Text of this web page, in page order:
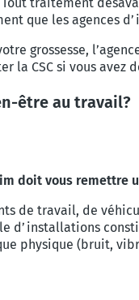
traitement
que les agences
grossesse,
la CSC si vous avez
être au travail?
doit vous remettre
de travail, de
d’installations
physique (bruit,